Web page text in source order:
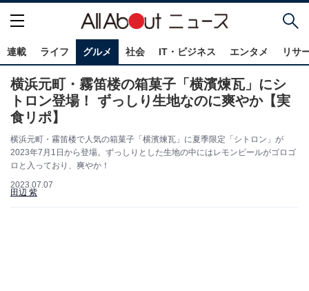
連載 ライフ グルメ 社会 IT・ビジネス エンタメ リサ
横浜元町・霧笛楼の箱菓子「横濱煉瓦」にシ
トロン登場！ ずっしり生地なのに爽やか【実
食リポ】
横浜元町・霧笛楼で人気の箱菓子「横濱煉瓦」に夏季限定「シトロン」が
2023年7月1日から登場。ずっしりとした生地の中にはレモンピールがゴロゴ
ロと入っており、爽やか！
2023.07.07
田辺 紫